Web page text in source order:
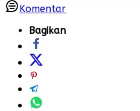
Komentar
Bagikan